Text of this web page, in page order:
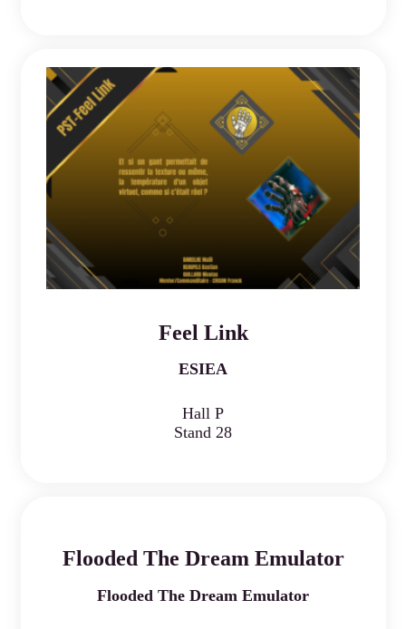
Feel Link
ESIEA
Hall P
Stand 28
Flooded The Dream Emulator
Flooded The Dream Emulator